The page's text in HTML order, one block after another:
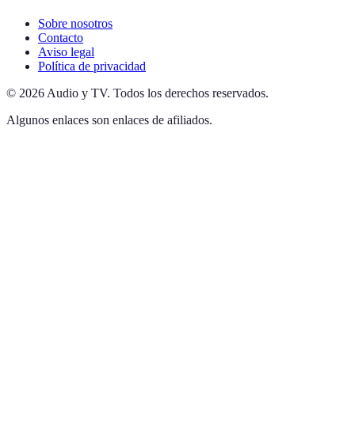
Sobre nosotros
Contacto
Aviso legal
Política de privacidad
© 2026 Audio y TV. Todos los derechos reservados.
Algunos enlaces son enlaces de afiliados.